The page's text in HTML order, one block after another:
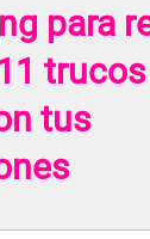
para
tus